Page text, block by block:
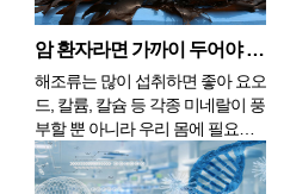
식품이 유방암 위험을 낮추는 데
도움이 될 수도 있...
암 환자라면 가까이 두어야 할 식품, 해조류와 버섯류
해조류는 많이 섭취하면 좋아 요오
드, 칼륨, 칼슘 등 각종 미네랄이 풍
부할 뿐 아니라 우리 몸에 필요한
영양소를 모두 갖추고 있는 해조류
는 유해산소를 없애주는 베타카로